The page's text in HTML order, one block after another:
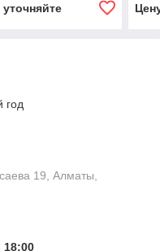
уточняйте
год
19, Алматы,
18:00